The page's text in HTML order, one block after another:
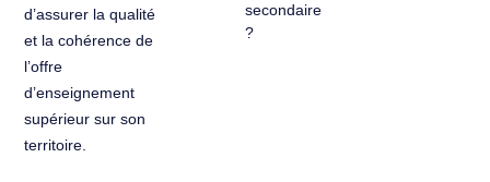
d’assurer la qualité
et la cohérence de
l’offre
d’enseignement
supérieur sur son
territoire.
secondaire
?